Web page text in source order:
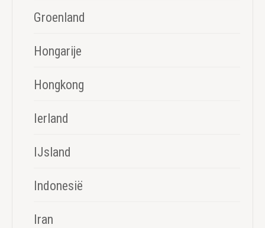
Groenland
Hongarije
Hongkong
Ierland
IJsland
Indonesië
Iran